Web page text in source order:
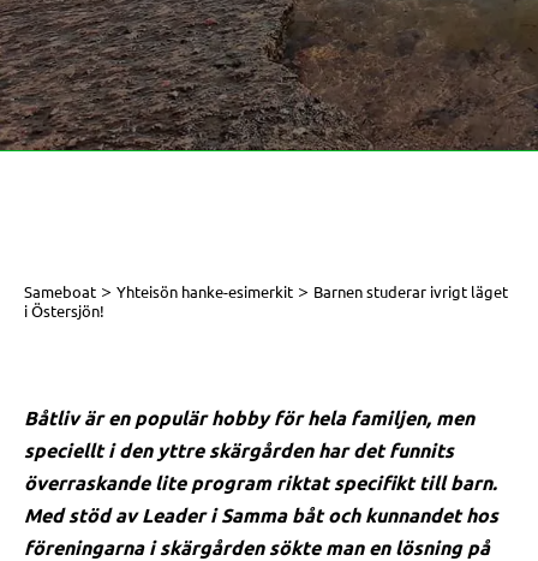
Sameboat > Yhteisön hanke-esimerkit > Barnen studerar ivrigt läget
i Östersjön!
Båtliv är en populär hobby för hela familjen, men
speciellt i den yttre skärgården har det funnits
överraskande lite program riktat specifikt till barn.
Med stöd av Leader i Samma båt och kunnandet hos
föreningarna i skärgården sökte man en lösning på